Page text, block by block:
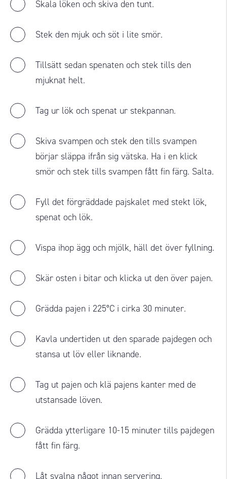
Skala löken och skiva den tunt.
Stek den mjuk och söt i lite smör.
Tillsätt sedan spenaten och stek tills den
mjuknat helt.
Tag ur lök och spenat ur stekpannan.
Skiva svampen och stek den tills svampen
börjar släppa ifrån sig vätska. Ha i en klick
smör och stek tills svampen fått fin färg. Salta.
Fyll det förgräddade pajskalet med stekt lök,
spenat och lök.
Vispa ihop ägg och mjölk, häll det över fyllning.
Skär osten i bitar och klicka ut den över pajen.
Grädda pajen i 225°C i cirka 30 minuter.
Kavla undertiden ut den sparade pajdegen och
stansa ut löv eller liknande.
Tag ut pajen och klä pajens kanter med de
utstansade löven.
Grädda ytterligare 10-15 minuter tills pajdegen
fått fin färg.
Låt svalna något innan servering.